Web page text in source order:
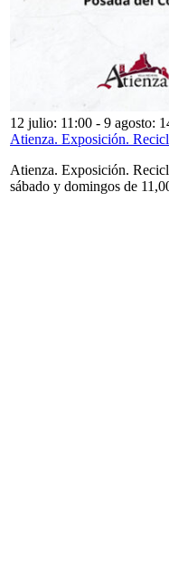
12 julio: 11:00 - 9 agosto:
Atienza. Exposición.
Atienza. Exposición.
sábado y domingos de